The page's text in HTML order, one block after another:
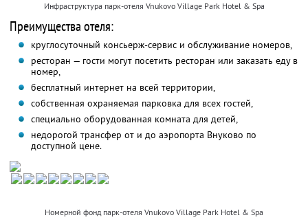
Инфраструктура парк-отеля Vnukovo Village Park Hotel & Spa
Преимущества отеля:
круглосуточный консьерж-сервис и обслуживание номеров,
ресторан — гости могут посетить ресторан или заказать еду в
номер,
бесплатный интернет на всей территории,
собственная охраняемая парковка для всех гостей,
специально оборудованная комната для детей,
недорогой трансфер от и до аэропорта Внуково по
доступной цене.
Номерной фонд парк-отеля Vnukovo Village Park Hotel & Spa